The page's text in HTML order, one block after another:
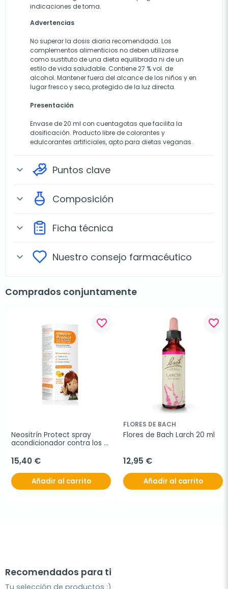
indicaciones de toma.
Advertencias
No superar la dosis diaria recomendada. Los
complementos alimenticios no deben utilizarse
como sustituto de una dieta equilibrada ni de un
estilo de vida saludable. Contiene 27 % vol. de
alcohol. Mantener fuera del alcance de los niños y en
lugar fresco y seco, protegido de la luz directa.
Presentación
Envase de 20 ml con cuentagotas que facilita la
dosificación. Producto libre de colorantes y
edulcorantes artificiales, apto para dietas veganas.
expand_more Puntos clave
expand_more Composición
expand_more Ficha técnica
expand_more Nuestro consejo farmacéutico
Comprados conjuntamente
favorite_border
Neositrín Protect spray
acondicionador contra los
15,40 €
Añadir al carrito
favorite_border
FLORES DE BACH
Flores de Bach Larch 20 ml
12,95 €
Añadir al carrito
Recomendados para ti